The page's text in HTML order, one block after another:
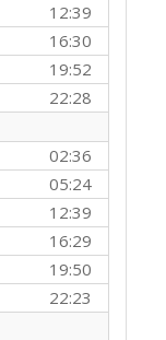
12:39
16:30
19:52
22:28
02:36
05:24
12:39
16:29
19:50
22:23